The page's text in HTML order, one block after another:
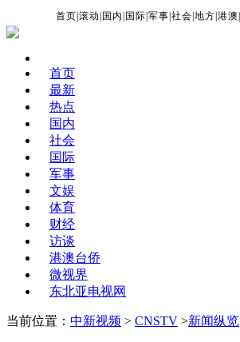
首页 |滚动 国内 国际 |军事 |社会 |地方 |港澳
首页
最新
热点
国内
社会
国际
军事
文娱
体育
财经
访谈
港澳台侨
微视界
东北亚电视网
当前位置： 中新视频 > CNSTV >新闻纵览